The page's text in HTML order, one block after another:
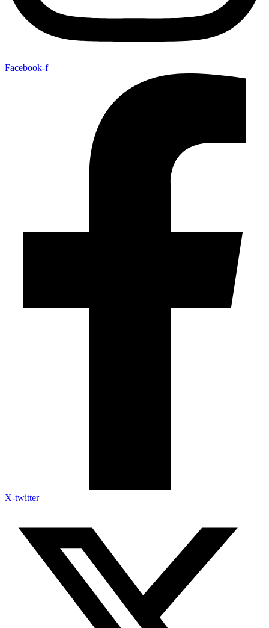
Facebook-f
X-twitter